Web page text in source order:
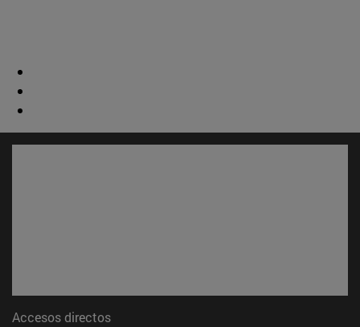
Accesos directos